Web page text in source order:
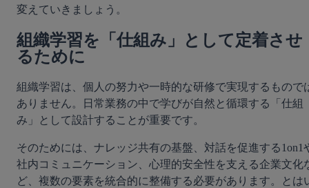
変えていきましょう。
組織学習を「仕組み」として定着させ
るために
組織学習は、個人の努力や一時的な研修で実現するもので
ありません。日常業務の中で学びが自然と循環する「仕組
み」として設計することが重要です。
そのためには、ナレッジ共有の基盤、対話を促進する1on1
社内コミュニケーション、心理的安全性を支える企業文化
ど、複数の要素を統合的に整備する必要があります。とは